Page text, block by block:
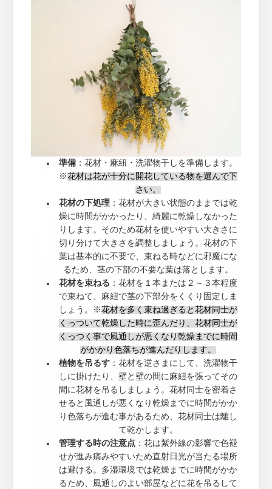
準備 ：花材・麻紐・洗濯物干しを準備します。
※花材は花が十分に開花している物を選んで下
さい。
花材の下処理 ：花材が大きい状態のままでは乾
燥に時間がかかったり、綺麗に乾燥しなかった
りします。そのため花材を使いやすい大きさに
切り分けて大きさを調整しましょう。花材の下
葉は基本的に不要で、束ねる時などに邪魔にな
るため、茎の下部の不要な葉は落とします。
花材を束ねる ：花材を１本または２～３本程度
で束ねて、麻紐で茎の下部分をくくり固定しま
しょう。※花材を多く束ね過ぎると花材同士が
くっついて乾燥した時に歪んだり、花材同士が
くっつく事で風通しが悪くなり乾燥までに時間
がかかり色落ちが進んだりします。
植物を吊るす ：花材を逆さまにして、洗濯物干
しに掛けたり、壁と壁の間に麻紐を張ってその
間に花材を吊るしましょう。花材同士を密着さ
せると風通しが悪くなり乾燥までに時間がかか
り色落ちが進む事があるため、花材同士は離し
て乾かします。
管理する時の注意点 ：花は紫外線の影響で色褪
せが進み痛みやすいため直射日光が当たる場所
は避ける。多湿環境では乾燥までに時間がかか
るため、風通しのよい部屋などに花を吊るして